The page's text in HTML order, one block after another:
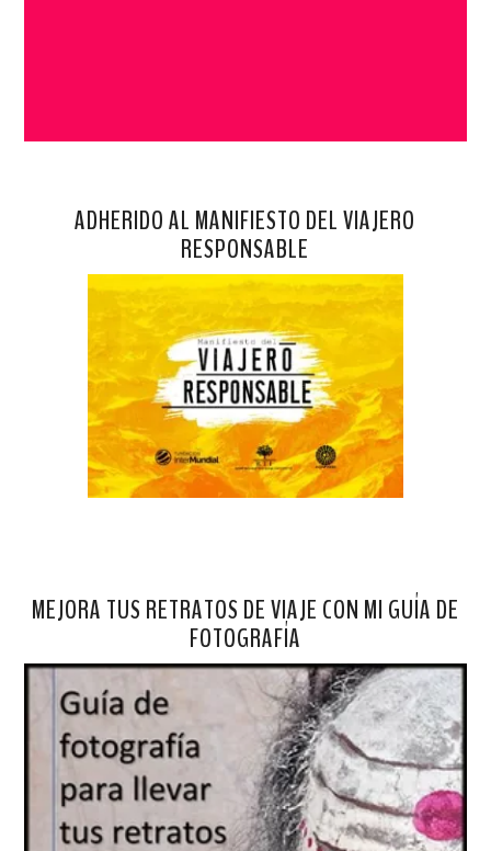
ADHERIDO AL MANIFIESTO DEL VIAJERO
RESPONSABLE
MEJORA TUS RETRATOS DE VIAJE CON MI GUÍA DE
FOTOGRAFÍA